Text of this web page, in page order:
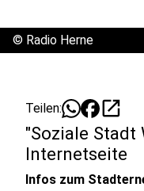
© Radio Herne
Teilen: open_in_new
"Soziale Stadt
Internetseite
Infos zum